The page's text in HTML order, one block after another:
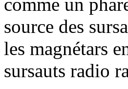
source des
les magnétars
sursauts radio